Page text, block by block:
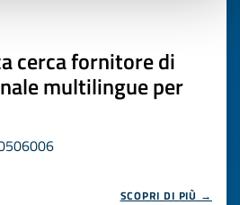
cerca fornitore di
multilingue per
SCOPRI DI PIÙ →